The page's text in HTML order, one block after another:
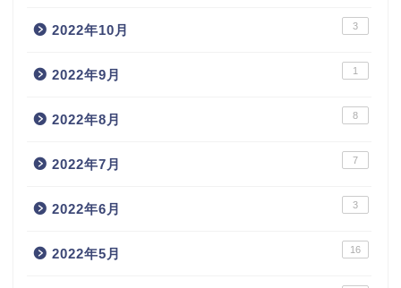
2022年10月 3
2022年9月 1
2022年8月 8
2022年7月 7
2022年6月 3
2022年5月 16